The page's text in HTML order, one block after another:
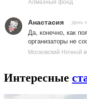
Анастасия день
Да, конечно, как
организаторы не
Московский Ночной
Интересные